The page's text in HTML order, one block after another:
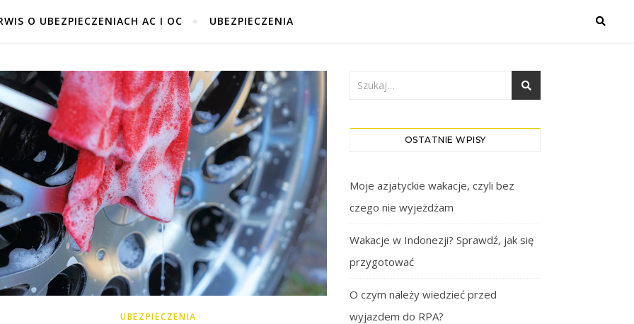
O UBEZPIECZENIACH AC I OC UBEZPIECZENIA
UBEZPIECZENIA
OSTATNIE WPISY
Moje azjatyckie wakacje, czyli bez
czego nie wyjeżdżam
Wakacje w Indonezji? Sprawdź, jak się
przygotować
O czym należy wiedzieć przed
wyjazdem do RPA?